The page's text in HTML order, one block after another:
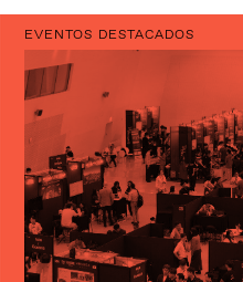
EVENTOS DESTACADOS